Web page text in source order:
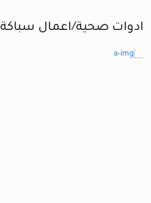
ادوات صحية/اعمال سباكة